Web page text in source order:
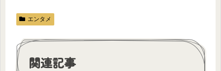
c
e
b
o
d
a
エンタメ
関連記事